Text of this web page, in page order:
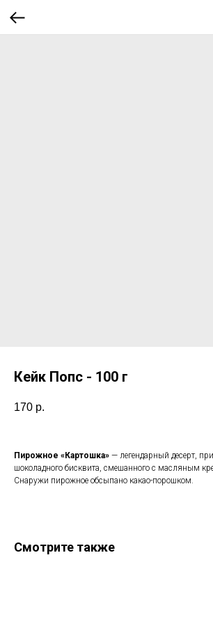
Кейк Попс - 100 г
170 р.
Пирожное «Картошка» — легендарный десерт,
шоколадного бисквита, смешанного с масляным
Снаружи пирожное обсыпано какао-порошком.
Смотрите также